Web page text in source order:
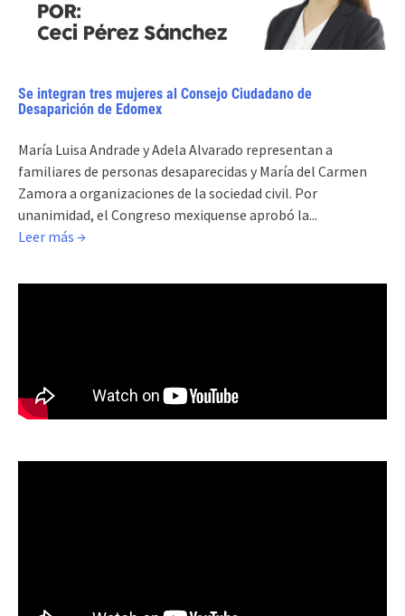
Se integran tres mujeres al Consejo Ciudadano de
Desaparición de Edomex
María Luisa Andrade y Adela Alvarado representan a
familiares de personas desaparecidas y María del Carmen
Zamora a organizaciones de la sociedad civil. Por
unanimidad, el Congreso mexiquense aprobó la...
Leer más →